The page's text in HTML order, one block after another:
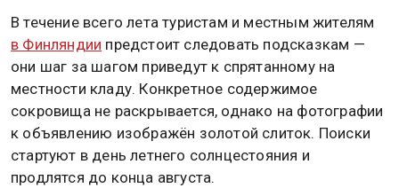
В течение всего лета туристам и местным жителям
в Финляндии предстоит следовать подсказкам —
они шаг за шагом приведут к спрятанному на
местности кладу. Конкретное содержимое
сокровища не раскрывается, однако на фотографии
к объявлению изображён золотой слиток. Поиски
стартуют в день летнего солнцестояния и
продлятся до конца августа.